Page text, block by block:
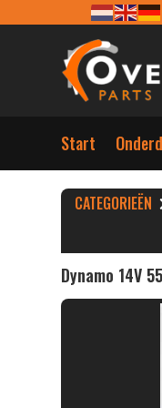
Start
CATEGORIEËN
Dynamo 14V